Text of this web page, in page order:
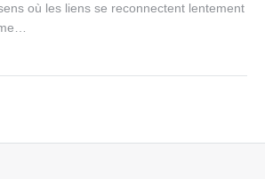
où les liens se reconnectent lentement